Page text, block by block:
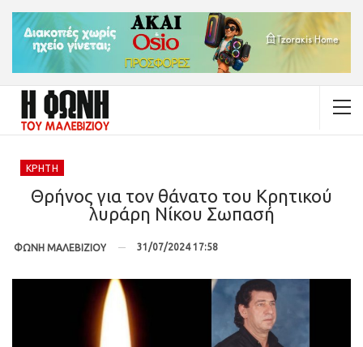
ΚΡΉΤΗ
Θρήνος για τον θάνατο του Κρητικού
λυράρη Νίκου Σωπασή
ΦΩΝΗ ΜΑΛΕΒΙΖΙΟΥ 31/07/2024 17:58